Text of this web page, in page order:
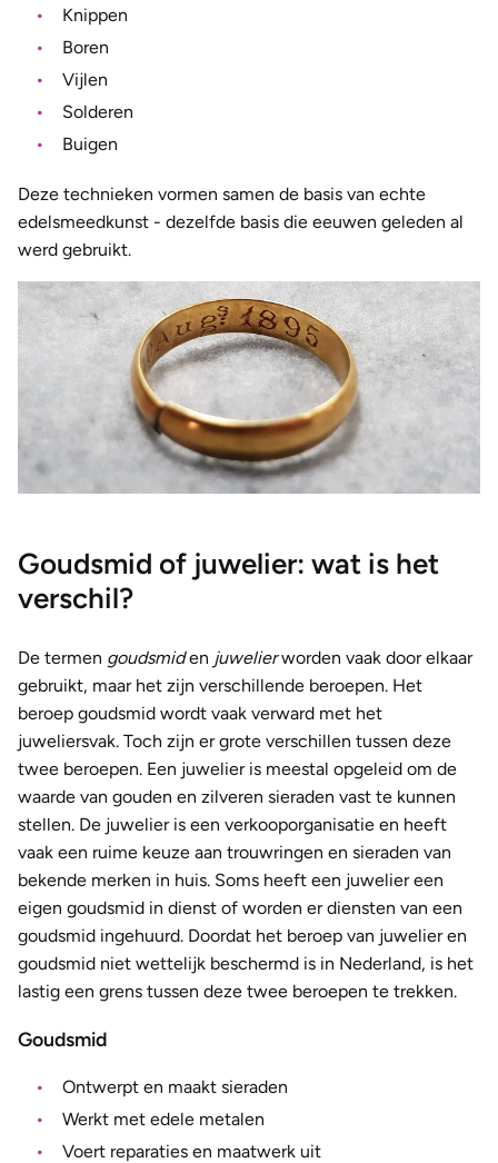
Knippen
Boren
Vijlen
Solderen
Buigen
Deze technieken vormen samen de basis van echte
edelsmeedkunst - dezelfde basis die eeuwen geleden al
werd gebruikt.
Goudsmid of juwelier: wat is het
verschil?
De termen goudsmiden juwelierworden vaak door elkaar
gebruikt, maar het zijn verschillende beroepen. Het
beroep goudsmid wordt vaak verward met het
juweliersvak. Toch zijn er grote verschillen tussen deze
twee beroepen. Een juwelier is meestal opgeleid om de
waarde van gouden en zilveren sieraden vast te kunnen
stellen. De juwelier is een verkooporganisatie en heeft
vaak een ruime keuze aan trouwringen en sieraden van
bekende merken in huis. Soms heeft een juwelier een
eigen goudsmid in dienst of worden er diensten van een
goudsmid ingehuurd. Doordat het beroep van juwelier en
goudsmid niet wettelijk beschermd is in Nederland, is het
lastig een grens tussen deze twee beroepen te trekken.
Goudsmid
Ontwerpt en maakt sieraden
Werkt met edele metalen
Voert reparaties en maatwerk uit